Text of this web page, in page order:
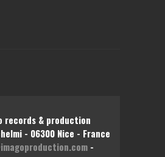
records & production
- 06300 Nice - France
-